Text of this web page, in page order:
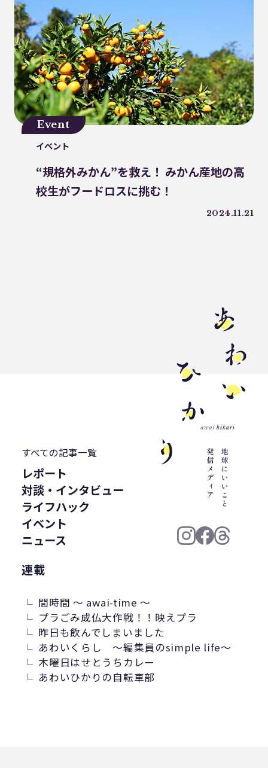
コーヒー好き
トンネルコンポスト方式
発酵
プラスチックごみ削減
Event
イベント
“規格外みかん”を救え！ みかん産地の高
校生がフードロスに挑む！
2024.11.21
すべての記事一覧
レポート
対談・インタビュー
ライフハック
イベント
ニュース
連載
間時間 ～ awai-time ～
プラごみ成仏大作戦！！映えプラ
昨日も飲んでしまいました
あわいくらし ～編集員のsimple life～
木曜日はせとうちカレー
あわいひかりの自転車部